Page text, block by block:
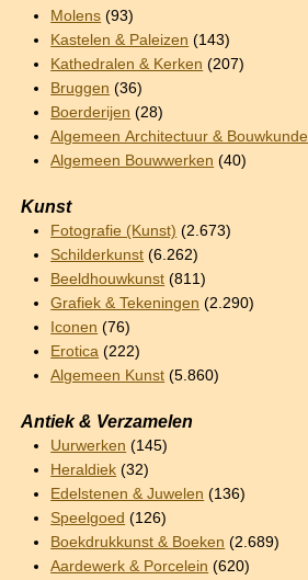
Molens (93)
Kastelen & Paleizen (143)
Kathedralen & Kerken (207)
Bruggen (36)
Boerderijen (28)
Algemeen Architectuur & Bouwkunde
Algemeen Bouwwerken (40)
Kunst
Fotografie (Kunst) (2.673)
Schilderkunst (6.262)
Beeldhouwkunst (811)
Grafiek & Tekeningen (2.290)
Iconen (76)
Erotica (222)
Algemeen Kunst (5.860)
Antiek & Verzamelen
Uurwerken (145)
Heraldiek (32)
Edelstenen & Juwelen (136)
Speelgoed (126)
Boekdrukkunst & Boeken (2.689)
Aardewerk & Porcelein (620)